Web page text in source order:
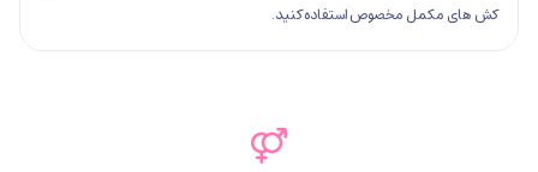
مخصوص استفاده کنید.